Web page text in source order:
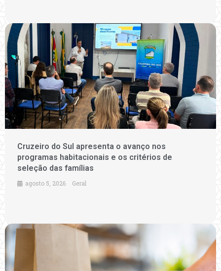
Cruzeiro do Sul apresenta o avanço nos
programas habitacionais e os critérios de
seleção das famílias
agosto 5, 2026 Geral